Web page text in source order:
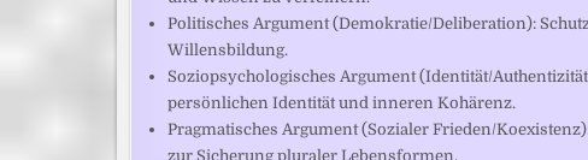
Politisches Argument (Demokratie/Deliberation):
Willensbildung.
Soziopsychologisches Argument (Identität/
persönlichen Identität und inneren Kohärenz.
Pragmatisches Argument (Sozialer Frieden/
zur Sicherung pluraler Lebensformen.